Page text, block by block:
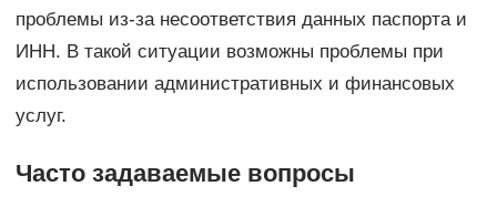
проблемы из-за несоответствия данных паспорта и
ИНН. В такой ситуации возможны проблемы при
использовании административных и финансовых
услуг.
Часто задаваемые вопросы